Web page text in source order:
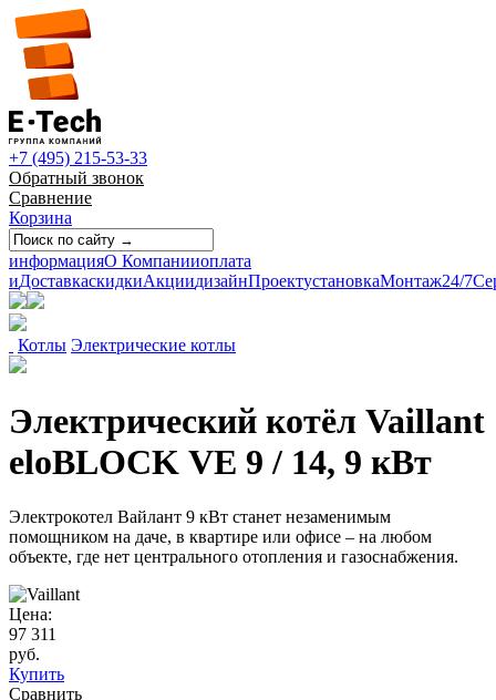
+7 (495) 215-53-33
Обратный звонок
Сравнение
Корзина
информацияО Компанииоплата
иДоставкаскидкиАкциидизайнПроектустановкаМонтаж24/7
Котлы Электрические котлы
Электрический котёл Vaillant
eloBLOCK VE 9 / 14, 9 кВт
Электрокотел Вайлант 9 кВт станет незаменимым
помощником на даче, в квартире или офисе – на любом
объекте, где нет центрального отопления и газоснабжения.
Цена:
97 311
руб.
Купить
Сравнить